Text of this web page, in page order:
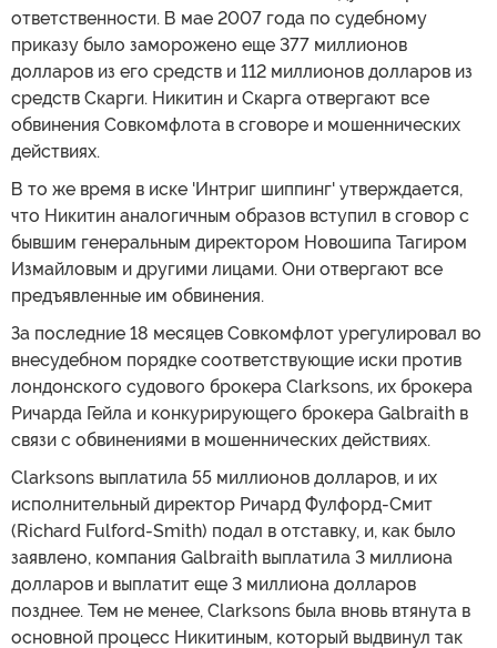
ответственности. В мае 2007 года по судебному
приказу было заморожено еще 377 миллионов
долларов из его средств и 112 миллионов долларов из
средств Скарги. Никитин и Скарга отвергают все
обвинения Совкомфлота в сговоре и мошеннических
действиях.
В то же время в иске 'Интриг шиппинг' утверждается,
что Никитин аналогичным образов вступил в сговор с
бывшим генеральным директором Новошипа Тагиром
Измайловым и другими лицами. Они отвергают все
предъявленные им обвинения.
За последние 18 месяцев Совкомфлот урегулировал во
внесудебном порядке соответствующие иски против
лондонского судового брокера Clarksons, их брокера
Ричарда Гейла и конкурирующего брокера Galbraith в
связи с обвинениями в мошеннических действиях.
Clarksons выплатила 55 миллионов долларов, и их
исполнительный директор Ричард Фулфорд-Смит
(Richard Fulford-Smith) подал в отставку, и, как было
заявлено, компания Galbraith выплатила 3 миллиона
долларов и выплатит еще 3 миллиона долларов
позднее. Тем не менее, Clarksons была вновь втянута в
основной процесс Никитиным, который выдвинул так